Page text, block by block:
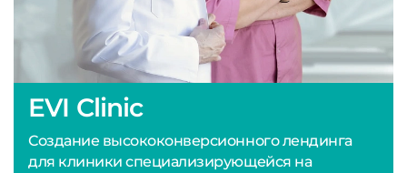
EVI Clinic
Создание высококонверсионного лендинга
для клиники специализирующейся на